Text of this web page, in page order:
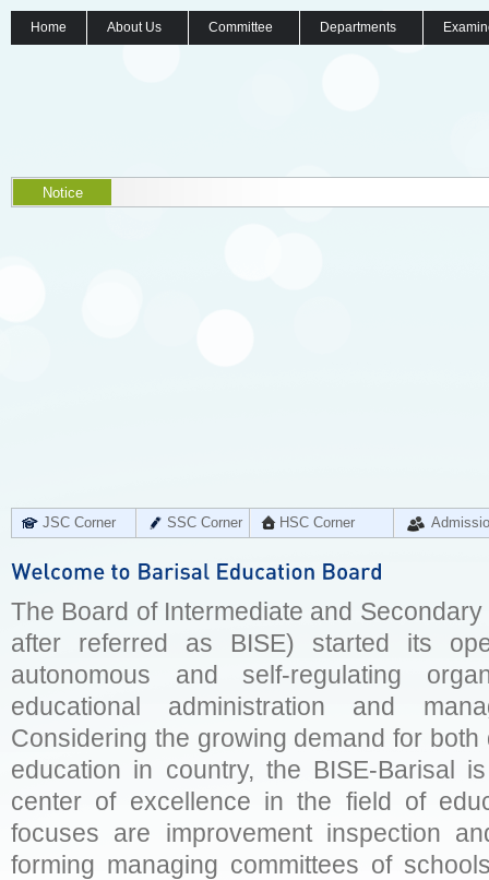
Home About Us Committee Departments
Notice
JSC Corner SSC Corner HSC Corner
The Board of Intermediate and
after referred as BISE) started its
autonomous and self-regulating
educational administration and
Considering the growing demand for
education in country, the BISE-Barisal
center of excellence in the field of
focuses are improvement inspection
forming managing committees of